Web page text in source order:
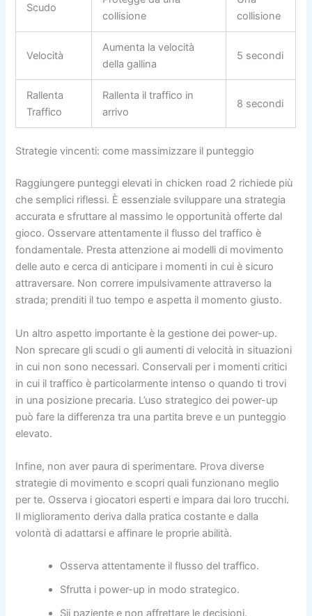
Scudo
collisione
collisione
Velocità
Aumenta la velocità
della gallina
5 secondi
Rallenta
Traffico
Rallenta il traffico in
arrivo
8 secondi
Strategie vincenti: come massimizzare il punteggio
Raggiungere punteggi elevati in chicken road 2 richiede più
che semplici riflessi. È essenziale sviluppare una strategia
accurata e sfruttare al massimo le opportunità offerte dal
gioco. Osservare attentamente il flusso del traffico è
fondamentale. Presta attenzione ai modelli di movimento
delle auto e cerca di anticipare i momenti in cui è sicuro
attraversare. Non correre impulsivamente attraverso la
strada; prenditi il tuo tempo e aspetta il momento giusto.
Un altro aspetto importante è la gestione dei power-up.
Non sprecare gli scudi o gli aumenti di velocità in situazioni
in cui non sono necessari. Conservali per i momenti critici
in cui il traffico è particolarmente intenso o quando ti trovi
in una posizione precaria. L’uso strategico dei power-up
può fare la differenza tra una partita breve e un punteggio
elevato.
Infine, non aver paura di sperimentare. Prova diverse
strategie di movimento e scopri quali funzionano meglio
per te. Osserva i giocatori esperti e impara dai loro trucchi.
Il miglioramento deriva dalla pratica costante e dalla
volontà di adattarsi e affinare le proprie abilità.
Osserva attentamente il flusso del traffico.
Sfrutta i power-up in modo strategico.
Sii paziente e non affrettare le decisioni.